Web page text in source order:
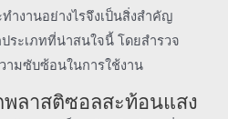
ำงานอย่างไรจึงเป็นสิ่งสำคัญ
ระเภทที่น่าสนใจนี้ โดยสำรวจ
ามซับซ้อนในการใช้งาน
ลาสติซอลสะท้อนแสง